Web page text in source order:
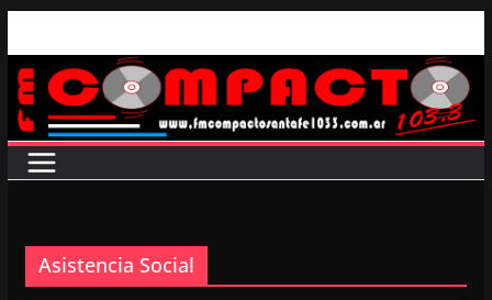
al
contenido
Asistencia Social